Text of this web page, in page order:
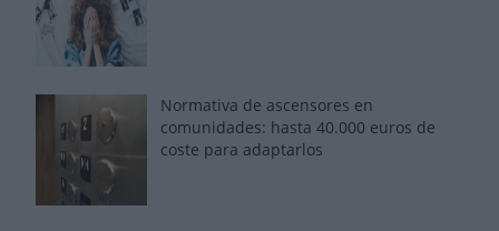
Normativa de ascensores en
comunidades: hasta 40.000 euros de
coste para adaptarlos